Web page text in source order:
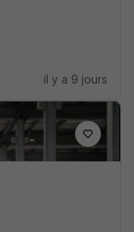
il y a 9 jours